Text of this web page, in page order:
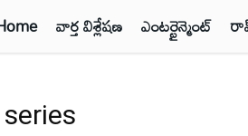
వార్త విశ్లేషణ ఎంటర్టైన్మెంట్